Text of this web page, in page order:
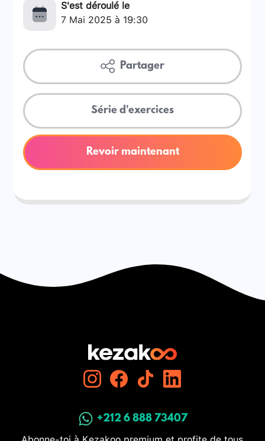
S'est déroulé le
7 Mai 2025 à 19:30
Partager
Série d'exercices
Revoir maintenant
+212 6 888 73407